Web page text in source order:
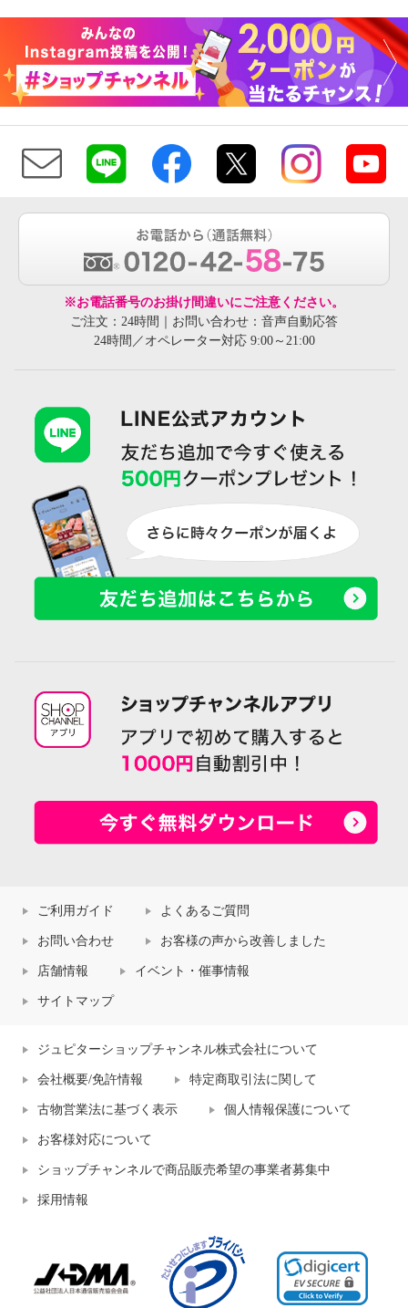
※お電話番号のお掛け間違いにご注意ください。
ご注文：24時間｜お問い合わせ：音声自動応答
24時間／オペレーター対応 9:00～21:00
ご利用ガイド よくあるご質問
お問い合わせ お客様の声から改善しました
店舗情報 イベント・催事情報
サイトマップ
ジュピターショップチャンネル株式会社について
会社概要/免許情報 特定商取引法に関して
古物営業法に基づく表示 個人情報保護について
お客様対応について
ショップチャンネルで商品販売希望の事業者募集中
採用情報